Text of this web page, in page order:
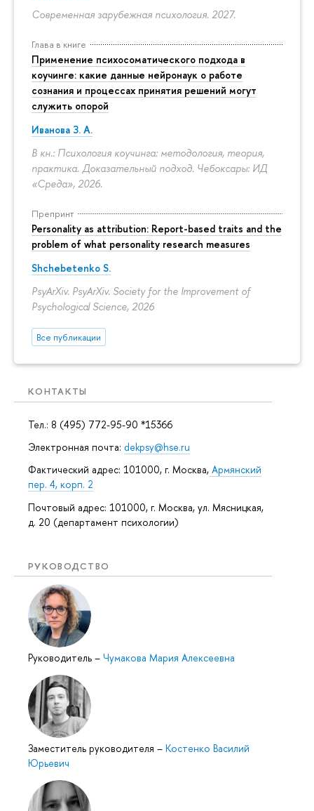
Современная зарубежная психология. 2027.
Глава в книге
Применение психосоматического подхода в
коучинге: какие данные нейронаук о работе
сознания и процессах принятия решений могут
служить опорой
Иванова З. А.
В кн.: Психология коучинга: методология, теория,
практика. Доказательный подход. Чебоксары: ИД
«Среда», 2026.
Препринт
Personality as attribution: Report-based traits and the
problem of what personality research measures
Shchebetenko S.
PsyArXiv. PsyArXiv. Society for the Improvement of
Psychological Science, 2026
Все публикации
КОНТАКТЫ
Тел.: 8 (495) 772-95-90 *15366
Электронная почта: dekpsy@hse.ru
Фактический адрес: 101000, г. Москва, Армянский
пер. 4, корп. 2
Почтовый адрес: 101000, г. Москва, ул. Мясницкая,
д. 20 (департамент психологии)
РУКОВОДСТВО
Руководитель – Чумакова Мария Алексеевна
Заместитель руководителя – Костенко Василий
Юрьевич